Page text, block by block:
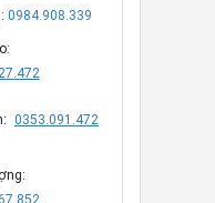
0984.908.339
0353.091.472